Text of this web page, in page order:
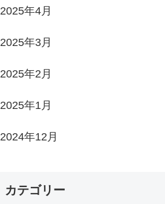
2025年4月
2025年3月
2025年2月
2025年1月
2024年12月
カテゴリー